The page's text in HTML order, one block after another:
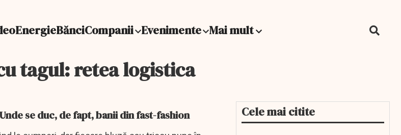
EnergieBănciCompanii Evenimente Mai mult
tagul: retea logistica
se duc, de fapt, banii din fast-fashion Cele mai citite